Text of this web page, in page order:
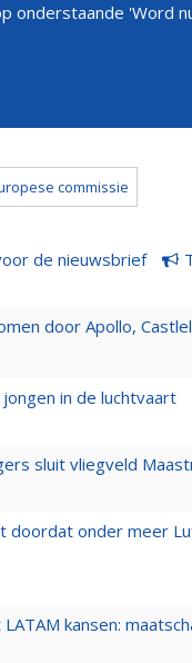
onderstaande 'Word
commissie
de nieuwsbrief
door Apollo,
in de luchtvaart
sluit vliegveld
doordat onder meer
kansen: